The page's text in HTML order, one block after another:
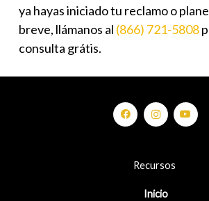
ya hayas iniciado tu reclamo o
breve, llámanos al (866) 721-5808
consulta grátis.
Recursos
Inicio